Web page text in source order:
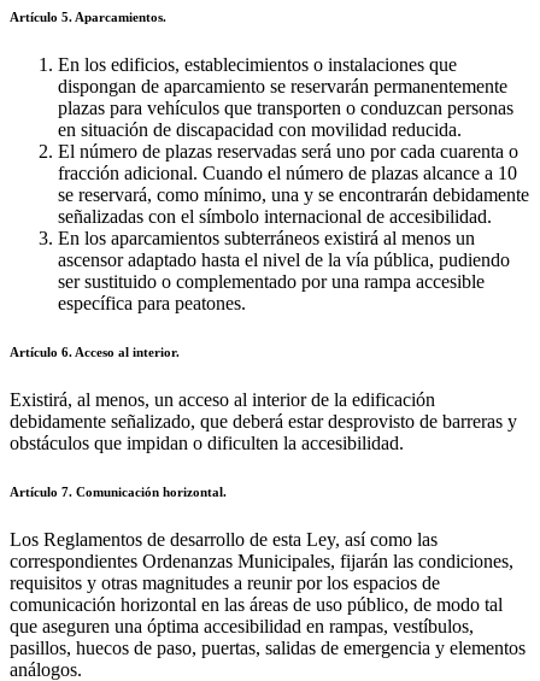
Artículo 5. Aparcamientos.
En los edificios, establecimientos o instalaciones que
dispongan de aparcamiento se reservarán permanentemente
plazas para vehículos que transporten o conduzcan personas
en situación de discapacidad con movilidad reducida.
El número de plazas reservadas será uno por cada cuarenta o
fracción adicional. Cuando el número de plazas alcance a 10
se reservará, como mínimo, una y se encontrarán debidamente
señalizadas con el símbolo internacional de accesibilidad.
En los aparcamientos subterráneos existirá al menos un
ascensor adaptado hasta el nivel de la vía pública, pudiendo
ser sustituido o complementado por una rampa accesible
específica para peatones.
Artículo 6. Acceso al interior.
Existirá, al menos, un acceso al interior de la edificación
debidamente señalizado, que deberá estar desprovisto de barreras y
obstáculos que impidan o dificulten la accesibilidad.
Artículo 7. Comunicación horizontal.
Los Reglamentos de desarrollo de esta Ley, así como las
correspondientes Ordenanzas Municipales, fijarán las condiciones,
requisitos y otras magnitudes a reunir por los espacios de
comunicación horizontal en las áreas de uso público, de modo tal
que aseguren una óptima accesibilidad en rampas, vestíbulos,
pasillos, huecos de paso, puertas, salidas de emergencia y elementos
análogos.